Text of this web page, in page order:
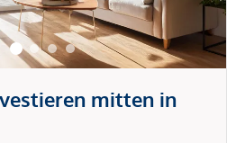
mitten in